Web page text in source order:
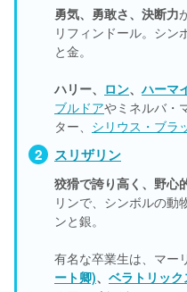
勇気、勇敢さ、決断力
リフィンドール。シン
と金。
ハリー、 ロン、ハーマ
ブルドアやミネルバ・
ター、 シリウス・ブラ
スリザリン
狡猾で誇り高く、野心
リンで、シンボルの動
ンと銀。
有名な卒業生は、マー
ート卿)、 ベラトリッ